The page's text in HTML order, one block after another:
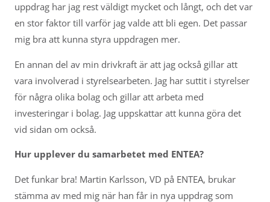
uppdrag har jag rest väldigt mycket och långt, och det var
en stor faktor till varför jag valde att bli egen. Det passar
mig bra att kunna styra uppdragen mer.
En annan del av min drivkraft är att jag också gillar att
vara involverad i styrelsearbeten. Jag har suttit i styrelser
för några olika bolag och gillar att arbeta med
investeringar i bolag. Jag uppskattar att kunna göra det
vid sidan om också.
Hur upplever du samarbetet med ENTEA?
Det funkar bra! Martin Karlsson, VD på ENTEA, brukar
stämma av med mig när han får in nya uppdrag som